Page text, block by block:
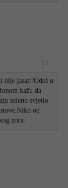
jasan?Odeš u
kažu da
zeleno svjetlo
od
zora.